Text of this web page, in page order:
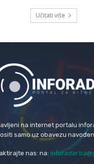
Učitati više
na internet portalu
samo uz obavezu
nas: na: